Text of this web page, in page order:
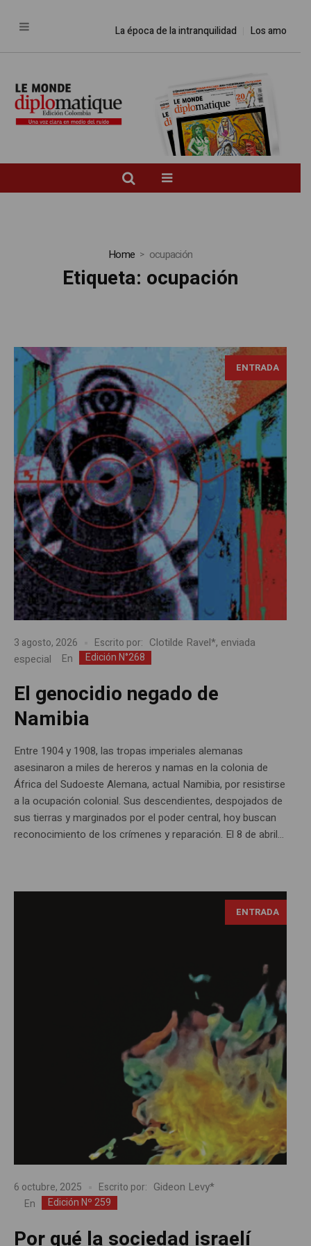
La época de la intranquilidad Los amos del mundo
Home ocupación
Etiqueta: ocupación
ENTRADA
3 agosto, 2026 Escrito por: Clotilde Ravel*, enviada
especial
En Edición N°268
El genocidio negado de
Namibia
Entre 1904 y 1908, las tropas imperiales alemanas
asesinaron a miles de hereros y namas en la colonia de
África del Sudoeste Alemana, actual Namibia, por resistirse
a la ocupación colonial. Sus descendientes, despojados de
sus tierras y marginados por el poder central, hoy buscan
reconocimiento de los crímenes y reparación. El 8 de abril...
ENTRADA
6 octubre, 2025 Escrito por: Gideon Levy*
En Edición Nº 259
Por qué la sociedad israelí